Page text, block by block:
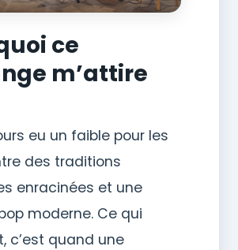
ce
m’attire
eu un faible pour les
des traditions
enracinées et une
moderne. Ce qui
c’est quand une